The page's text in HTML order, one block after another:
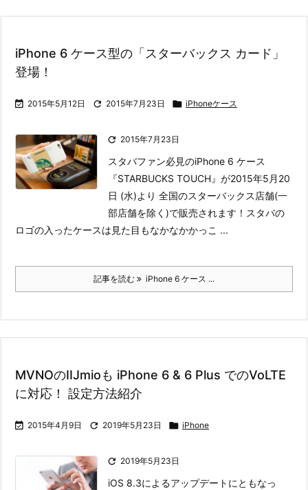
iPhone 6 ケース型の「スターバックス カード」
登場！
 2015年5月12日  2015年7月23日  iPhoneケース
 2015年7月23日
スタバファン必見のiPhone 6 ケース
『STARBUCKS TOUCH』が2015年5月20
日 (水)より 全国のスターバックス店舗(一
部店舗を除く)で販売されます！ スタバの
ロゴの入ったケースは見た目もなかなかかっこ ...
記事を読む iPhone 6 ケース ...
MVNOのIIJmioも iPhone 6 & 6 Plus でのVoLTE
に対応！ 設定方法紹介
 2015年4月9日  2019年5月23日  iPhone
 2019年5月23日
iOS 8.3によるアップデートにともなっ